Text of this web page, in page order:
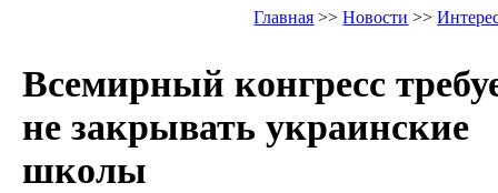
Главная >>Новости >>
Всемирный конгресс
не закрывать украинские
школы